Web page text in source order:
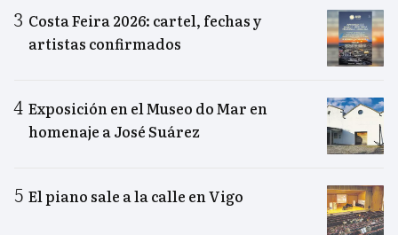
Costa Feira 2026: cartel, fechas y
artistas confirmados
Exposición en el Museo do Mar en
homenaje a José Suárez
El piano sale a la calle en Vigo